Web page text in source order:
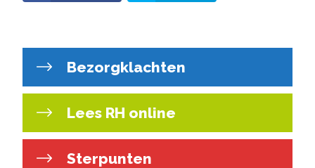
Bezorgklachten
Lees RH online
Sterpunten